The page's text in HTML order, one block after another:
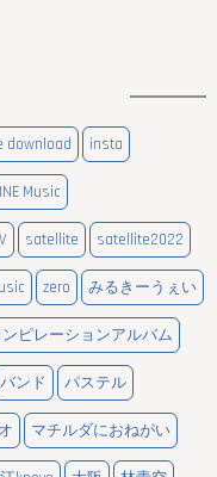
download insta
Music
satellite satellite2022
zero みるきーうぇい
ンピレーションアルバム
バンド パステル
マチルダにおねがい